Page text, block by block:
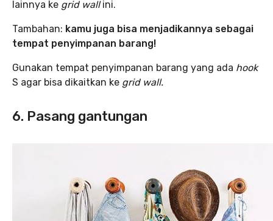
lainnya ke grid wallini.
Tambahan: kamu juga bisa menjadikannya sebagai
tempat penyimpanan barang!
Gunakan tempat penyimpanan barang yang ada hook
S agar bisa dikaitkan ke grid wall.
6. Pasang gantungan